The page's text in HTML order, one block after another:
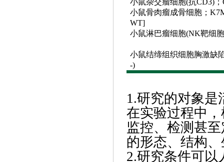
小鼠骨肉瘤成骨细胞；
WT]
小鼠淋巴瘤细胞(NK靶细
小鼠结缔组织细胞胸激缺
-)
1.研究的对象是
在实验过程中
监控、检测甚
的形态、结构
2.研究条件可以